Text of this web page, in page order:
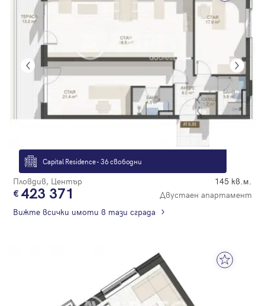
Capital Residence - 36 свободни
Пловдив, Център 145 кв.м.
423 371
Двустаен апартамент
Вижте всички имоти в тази сграда